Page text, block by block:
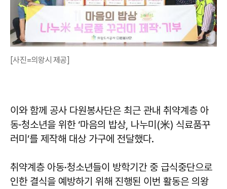
[사진=의왕시 제공]
이와 함께 공사 다원봉사단은 최근 관내 취약계층 아
동·청소년을 위한 ‘마음의 밥상, 나누미(米) 식료품꾸
러미’를 제작해 대상 가구에 전달했다.
취약계층 아동·청소년들이 방학기간 중 급식중단으로
인한 결식을 예방하기 위해 진행된 이번 활동은 의왕